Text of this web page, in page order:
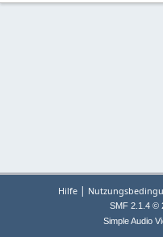
Hilfe |
SMF 2.1.4 ©
Simple Audio